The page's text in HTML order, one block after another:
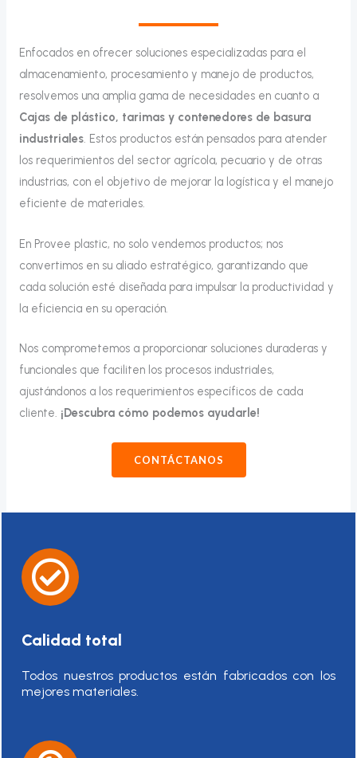
Enfocados en ofrecer soluciones especializadas para el
almacenamiento, procesamiento y manejo de productos,
resolvemos una amplia gama de necesidades en cuanto a
Cajas de plástico, tarimas y contenedores de basura
industriales. Estos productos están pensados para atender
los requerimientos del sector agrícola, pecuario y de otras
industrias, con el objetivo de mejorar la logística y el manejo
eficiente de materiales.
En Provee plastic, no solo vendemos productos; nos
convertimos en su aliado estratégico, garantizando que
cada solución esté diseñada para impulsar la productividad y
la eficiencia en su operación.
Nos comprometemos a proporcionar soluciones duraderas y
funcionales que faciliten los procesos industriales,
ajustándonos a los requerimientos específicos de cada
cliente. ¡Descubra cómo podemos ayudarle!
CONTÁCTANOS
Calidad total
Todos nuestros productos están fabricados con los
mejores materiales.